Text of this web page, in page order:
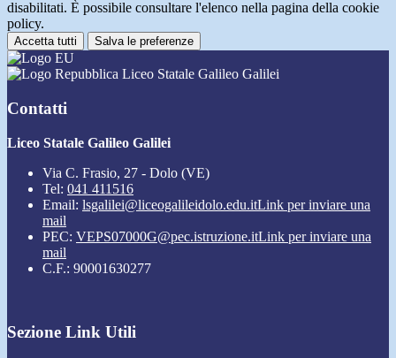
disabilitati. È possibile consultare l'elenco nella pagina della cookie
policy.
Accetta tutti Salva le preferenze
Liceo Statale Galileo Galilei
Contatti
Liceo Statale Galileo Galilei
Via C. Frasio, 27 - Dolo (VE)
Tel: 041 411516
Email: lsgalilei@liceogalileidolo.edu.itLink per inviare una
mail
PEC: VEPS07000G@pec.istruzione.itLink per inviare una
mail
C.F.: 90001630277
Sezione Link Utili